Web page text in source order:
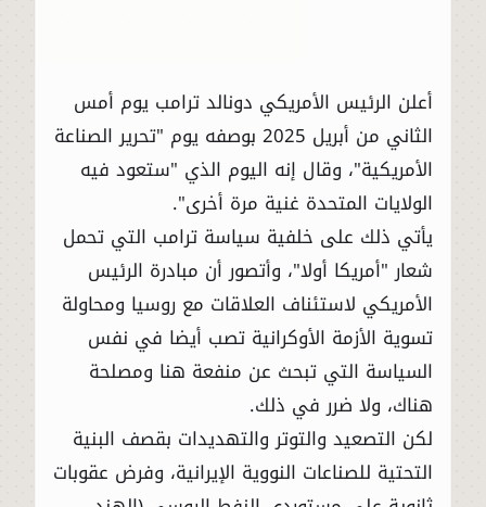
أعلن الرئيس الأمريكي دونالد ترامب يوم أمس
الثاني من أبريل 2025 بوصفه يوم "تحرير الصناعة
الأمريكية"، وقال إنه اليوم الذي "ستعود فيه
الولايات المتحدة غنية مرة أخرى".
يأتي ذلك على خلفية سياسة ترامب التي تحمل
شعار "أمريكا أولا"، وأتصور أن مبادرة الرئيس
الأمريكي لاستئناف العلاقات مع روسيا ومحاولة
تسوية الأزمة الأوكرانية تصب أيضا في نفس
السياسة التي تبحث عن منفعة هنا ومصلحة
هناك، ولا ضرر في ذلك.
لكن التصعيد والتوتر والتهديدات بقصف البنية
التحتية للصناعات النووية الإيرانية، وفرض عقوبات